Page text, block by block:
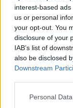
interest-based
us or personal
your opt-out. You
disclosure of your
IAB’s list of
also be disclosed
Downstream
Personal
Καρνεάδου 25-29,